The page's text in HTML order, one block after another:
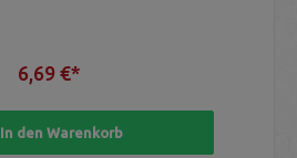
6,69 €*
In den Warenkorb